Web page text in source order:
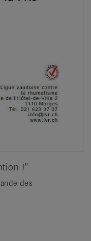
!"
des